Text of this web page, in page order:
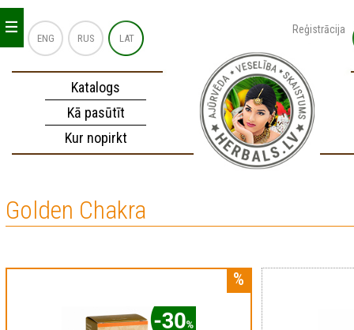
ENG RUS LAT
Reģistrācija
Katalogs
Kā pasūtīt
Kur nopirkt
_
_
_
Golden Chakra